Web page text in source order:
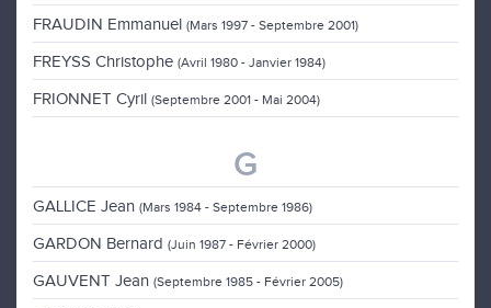
FRAUDIN Emmanuel (Mars 1997 - Septembre 2001)
FREYSS Christophe (Avril 1980 - Janvier 1984)
FRIONNET Cyril (Septembre 2001 - Mai 2004)
G
GALLICE Jean (Mars 1984 - Septembre 1986)
GARDON Bernard (Juin 1987 - Février 2000)
GAUVENT Jean (Septembre 1985 - Février 2005)